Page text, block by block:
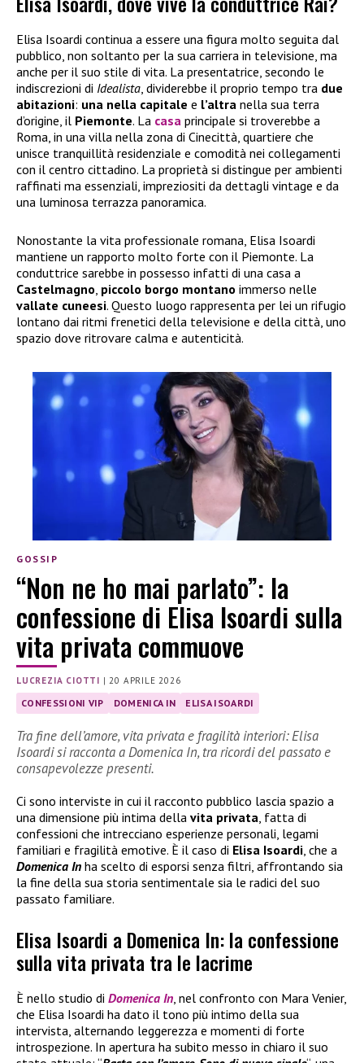
Elisa Isoardi continua a essere una figura molto seguita dal
pubblico, non soltanto per la sua carriera in televisione, ma
anche per il suo stile di vita. La presentatrice, secondo le
indiscrezioni di Idealista, dividerebbe il proprio tempo tra due
abitazioni: una nella capitale e l’altra nella sua terra
d’origine, il Piemonte. La casa principale si troverebbe a
Roma, in una villa nella zona di Cinecittà, quartiere che
unisce tranquillità residenziale e comodità nei collegamenti
con il centro cittadino. La proprietà si distingue per ambienti
raffinati ma essenziali, impreziositi da dettagli vintage e da
una luminosa terrazza panoramica.
Nonostante la vita professionale romana, Elisa Isoardi
mantiene un rapporto molto forte con il Piemonte. La
conduttrice sarebbe in possesso infatti di una casa a
Castelmagno piccolo borgo montano immerso nelle
vallate cuneesi. Questo luogo rappresenta per lei un rifugio
lontano dai ritmi frenetici della televisione e della città, uno
spazio dove ritrovare calma e autenticità.
GOSSIP
“Non ne ho mai parlato”: la
confessione di Elisa Isoardi sulla
vita privata commuove
LUCREZIA CIOTTI |20 APRILE 2026
CONFESSIONI VIP DOMENICA IN ELISA ISOARDI
Tra fine dell’amore, vita privata e fragilità interiori: Elisa
Isoardi si racconta a Domenica In, tra ricordi del passato e
consapevolezze presenti.
Ci sono interviste in cui il racconto pubblico lascia spazio a
una dimensione più intima della vita privata , fatta di
confessioni che intrecciano esperienze personali, legami
familiari e fragilità emotive. È il caso di Elisa Isoardi , che a
Domenica In ha scelto di esporsi senza filtri, affrontando sia
la fine della sua storia sentimentale sia le radici del suo
passato familiare.
Elisa Isoardi a Domenica In: la confessione
sulla vita privata tra le lacrime
È nello studio di Domenica In, nel confronto con Mara Venier,
che Elisa Isoardi ha dato il tono più intimo della sua
intervista, alternando leggerezza e momenti di forte
introspezione. In apertura ha subito messo in chiaro il suo